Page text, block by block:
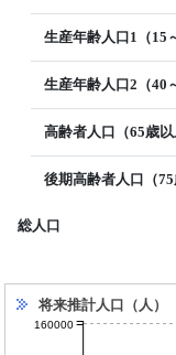
生産年齢人口1（15
生産年齢人口2（40
高齢者人口（65歳以
後期高齢者人口（75
総人口
将来推計人口（人）
160000